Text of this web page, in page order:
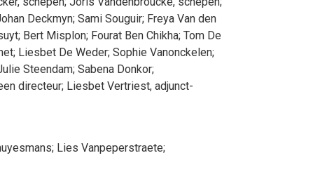
Deckmyn; Sami Souguir; Freya Van den
; Bert Misplon; Fourat Ben Chikha; Tom De
; Liesbet De Weder; Sophie Vanonckelen;
Steendam; Sabena Donkor;
directeur; Liesbet Vertriest, adjunct-
; Lies Vanpeperstraete;